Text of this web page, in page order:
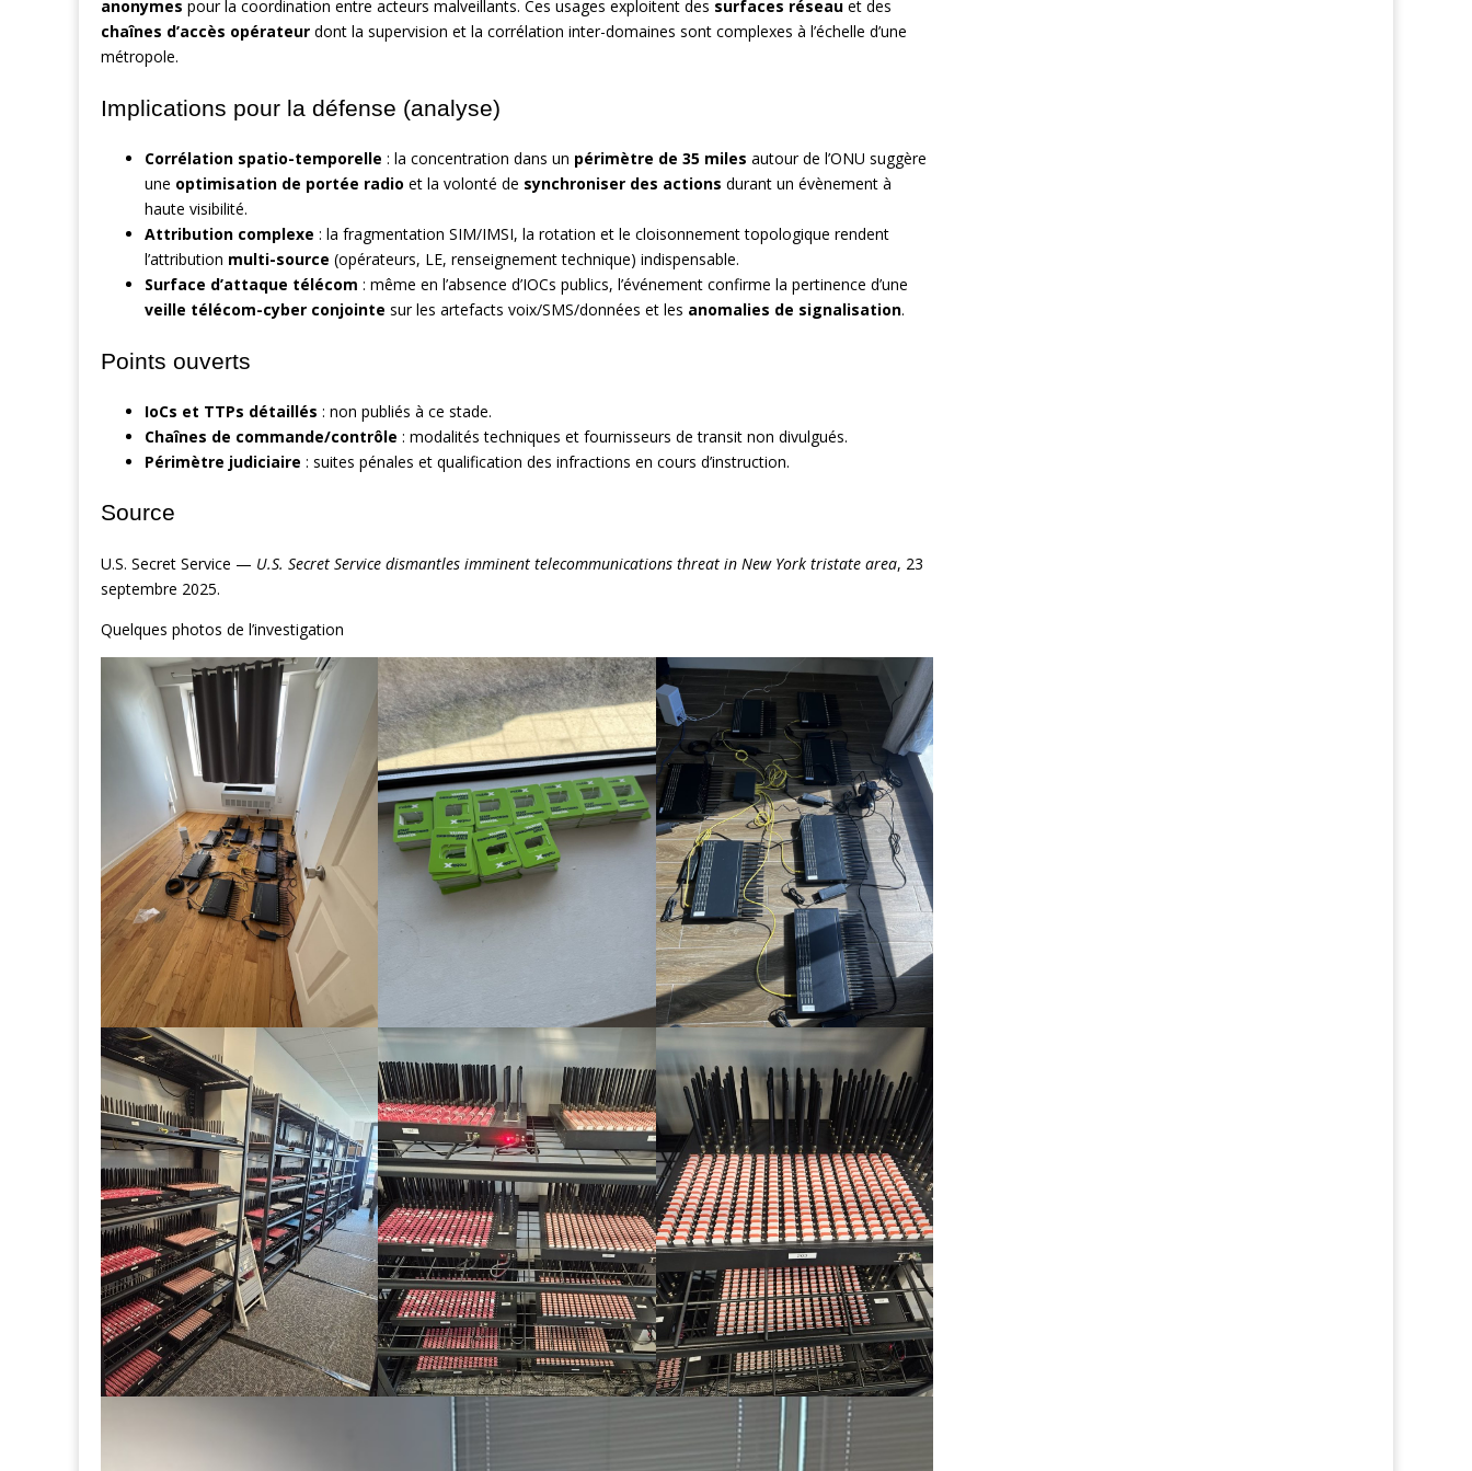
anonymes pour la coordination entre acteurs malveillants. Ces usages exploitent des surfaces réseau et des
chaînes d’accès opérateur dont la supervision et la corrélation inter-domaines sont complexes à l’échelle d’une
métropole.
Implications pour la défense (analyse)
Corrélation spatio-temporelle : la concentration dans un périmètre de 35 miles autour de l’ONU suggère
une optimisation de portée radio et la volonté de synchroniser des actions durant un évènement à
haute visibilité.
Attribution complexe : la fragmentation SIM/IMSI, la rotation et le cloisonnement topologique rendent
l’attribution multi-source (opérateurs, LE, renseignement technique) indispensable.
Surface d’attaque télécom : même en l’absence d’IOCs publics, l’événement confirme la pertinence d’une
veille télécom-cyber conjointe sur les artefacts voix/SMS/données et les anomalies de signalisation.
Points ouverts
IoCs et TTPs détaillés : non publiés à ce stade.
Chaînes de commande/contrôle : modalités techniques et fournisseurs de transit non divulgués.
Périmètre judiciaire : suites pénales et qualification des infractions en cours d’instruction.
Source
U.S. Secret Service — U.S. Secret Service dismantles imminent telecommunications threat in New York tristate area, 23
septembre 2025.
Quelques photos de l’investigation